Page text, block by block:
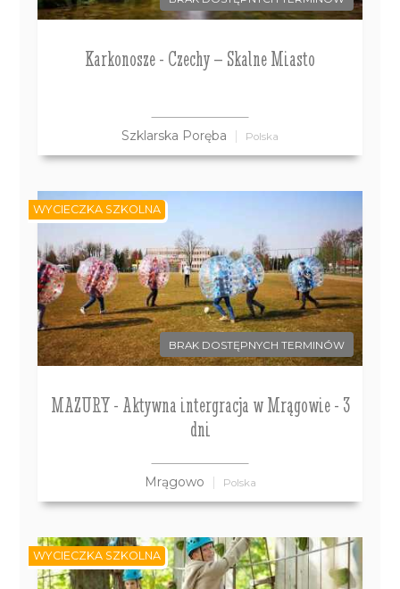
Karkonosze - Czechy – Skalne Miasto
Szklarska Poręba Polska
BRAK DOSTĘPNYCH TERMINÓW
MAZURY - Aktywna intergracja w Mrągowie - 3
dni
Mrągowo Polska
WYCIECZKA SZKOLNA
WYCIECZKA SZKOLNA